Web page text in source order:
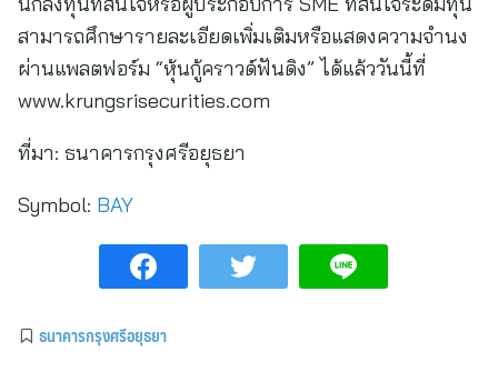
สามารถศึกษารายละเอียดเพิ่มเติมหรือแสดงความจำนง
ผ่านแพลตฟอร์ม “หุ้นกู้คราวด์ฟันดิง” ได้แล้ววันนี้ที่
www.krungsrisecurities.com
ที่มา: ธนาคารกรุงศรีอยุธยา
Symbol: BAY
ธนาคารกรุงศรีอยุธยา